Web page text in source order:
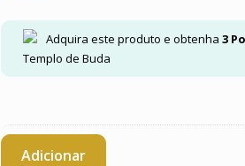
Adquira este produto e obtenha 3
Templo de Buda
Quantidade
Adicionar